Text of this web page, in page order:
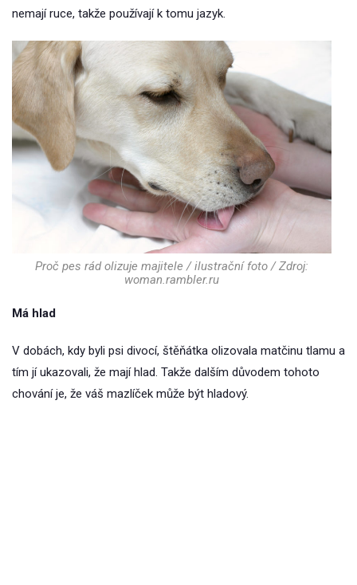
nemají ruce, takže používají k tomu jazyk.
Proč pes rád olizuje majitele / ilustrační foto / Zdroj:
woman.rambler.ru
Má hlad
V dobách, kdy byli psi divocí, štěňátka olizovala matčinu tlamu a
tím jí ukazovali, že mají hlad. Takže dalším důvodem tohoto
chování je, že váš mazlíček může být hladový.